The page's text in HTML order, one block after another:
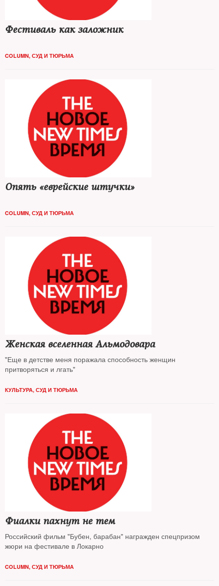
Фестиваль как заложник
COLUMN, СУД И ТЮРЬМА
Опять «еврейские штучки»
COLUMN, СУД И ТЮРЬМА
Женская вселенная Альмодовара
"Еще в детстве меня поражала способность женщин
притворяться и лгать"
КУЛЬТУРА, СУД И ТЮРЬМА
Фиалки пахнут не тем
Российский фильм "Бубен, барабан" награжден спецпризом
жюри на фестивале в Локарно
COLUMN, СУД И ТЮРЬМА